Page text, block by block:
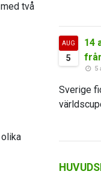
två
AUG
5
14
5
Sverige